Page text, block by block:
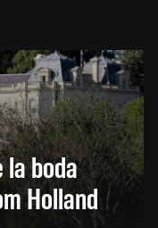
la boda
Holland